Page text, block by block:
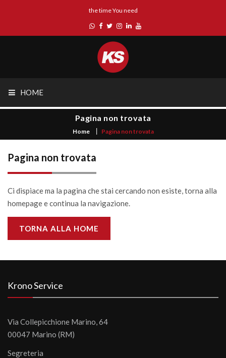
the time You need
HOME
Pagina non trovata
Home Pagina non trovata
Pagina non trovata
Ci dispiace ma la pagina che stai cercando non esiste, torna alla
homepage e continua la navigazione.
TORNA ALLA HOME
Krono Service
Via Collepicchione Marino, 64
00047 Marino (RM)
Segreteria